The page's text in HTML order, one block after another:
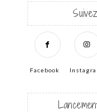
Facebook